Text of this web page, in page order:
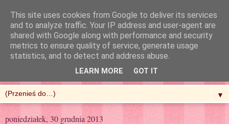
R'n'G Kitchen
▼
poniedziałek, 30 grudnia 2013
This site uses cookies from Google to deliver its services
and to analyze traffic. Your IP address and user-agent are
shared with Google along with performance and security
metrics to ensure quality of service, generate usage
statistics, and to detect and address abuse.
LEARN MORE GOT IT